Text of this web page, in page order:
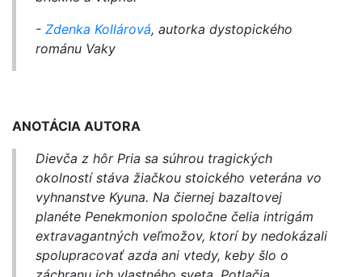
- Zdenka Kollárová, autorka dystopického
románu Vaky
ANOTÁCIA AUTORA
Dievča z hôr Pria sa súhrou tragických
okolností stáva žiačkou stoického veterána vo
vyhnanstve Kyuna. Na čiernej bazaltovej
planéte Penekmonion spoločne čelia intrigám
extravagantných veľmožov, ktorí by nedokázali
spolupracovať azda ani vtedy, keby šlo o